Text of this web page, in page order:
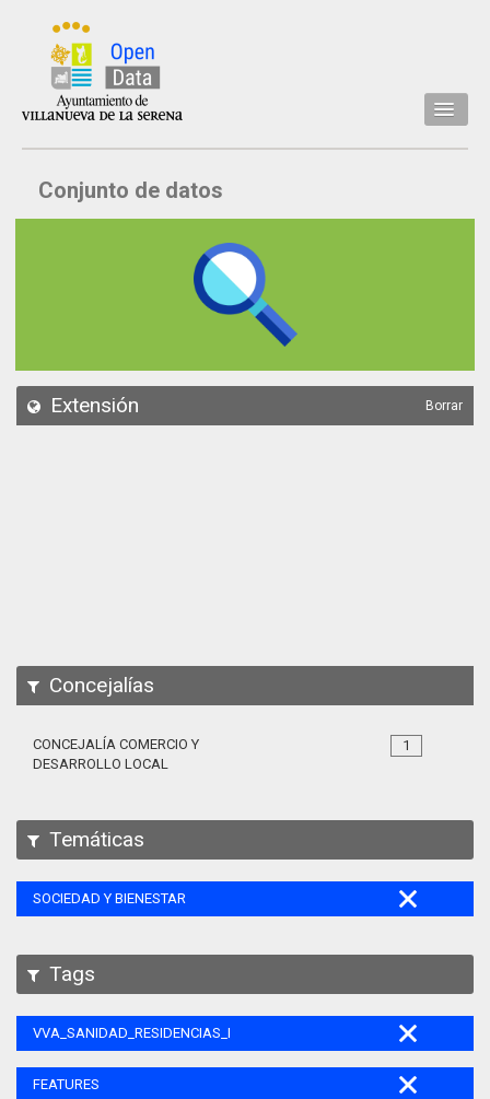
Inicio
Datos
API
Conjunto de datos
Extensión Borrar
Concejalías
1
CONCEJALÍA COMERCIO Y
DESARROLLO LOCAL
Temáticas
SOCIEDAD Y BIENESTAR
Tags
VVA_SANIDAD_RESIDENCIAS_MAYORES_105
FEATURES